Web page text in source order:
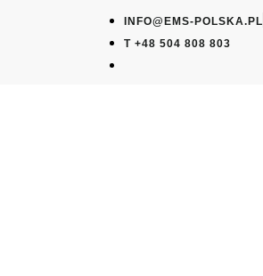
INFO@EMS-POLSKA.PL
T +48 504 808 803